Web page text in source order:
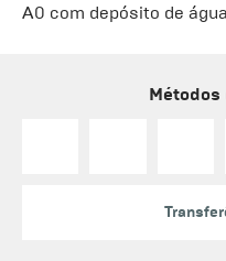
A0 com depósito de
Métodos